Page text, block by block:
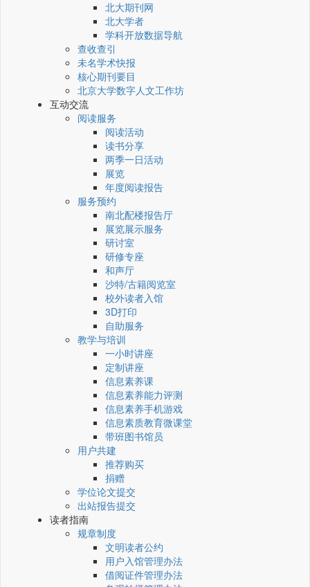
北大期刊网
北大学者
学科开放数据导航
查收查引
未名学术快报
核心期刊要目
北京大学数字人文工作坊
互动交流
阅读服务
阅读活动
读书分享
两季一日活动
展览
年度阅读报告
服务预约
南北配楼报告厅
展览展示服务
研讨室
研修专座
和声厅
沙特/古籍阅览室
校外读者入馆
3D打印
自助服务
教学与培训
一小时讲座
定制讲座
信息素养课
信息素养能力评测
信息素养手机游戏
信息素质教育微课堂
带班图书馆员
用户共建
推荐购买
捐赠
学位论文提交
出站报告提交
读者指南
规章制度
文明读者公约
用户入馆管理办法
借阅证件管理办法